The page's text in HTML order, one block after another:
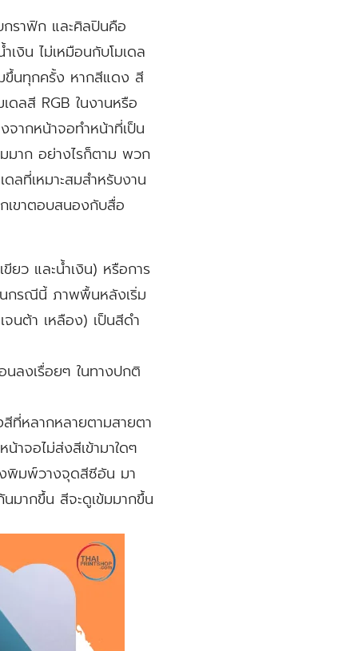
ราฟิก และศิลปินคือ
งิน ไม่เหมือนกับโมเดล
ขึ้นทุกครั้ง หากสีแดง สี
ดลสี RGB ในงานหรือ
ากหน้าจอทำหน้าที่เป็น
มาก อย่างไรก็ตาม พวก
ลที่เหมาะสมสำหรับงาน
เขาตอบสนองกับสื่อ
ว และน้ำเงิน) หรือการ
นกรณีนี้ ภาพพื้นหลังเริ่ม
นต้า เหลือง) เป็นสีดำ
นลงเรื่อยๆ ในทางปกติ
ที่หลากหลายตามสายตา
าจอไม่ส่งสีเข้ามาใดๆ
พิมพ์วางจุดสีซีอัน มา
มากขึ้น สีจะดูเข้มมากขึ้น